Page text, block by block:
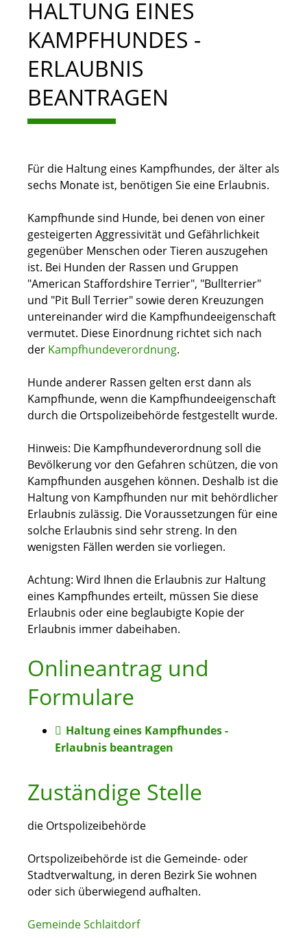
HALTUNG EINES
KAMPFHUNDES -
ERLAUBNIS
BEANTRAGEN
Für die Haltung eines Kampfhundes, der älter als
sechs Monate ist, benötigen Sie eine Erlaubnis.
Kampfhunde sind Hunde, bei denen von einer
gesteigerten Aggressivität und Gefährlichkeit
gegenüber Menschen oder Tieren auszugehen
ist. Bei Hunden der Rassen und Gruppen
"American Staffordshire Terrier", "Bullterrier"
und "Pit Bull Terrier" sowie deren Kreuzungen
untereinander wird die Kampfhundeeigenschaft
vermutet. Diese Einordnung richtet sich nach
der Kampfhundeverordnung.
Hunde anderer Rassen gelten erst dann als
Kampfhunde, wenn die Kampfhundeeigenschaft
durch die Ortspolizeibehörde festgestellt wurde.
Hinweis: Die Kampfhundeverordnung soll die
Bevölkerung vor den Gefahren schützen, die von
Kampfhunden ausgehen können. Deshalb ist die
Haltung von Kampfhunden nur mit behördlicher
Erlaubnis zulässig. Die Voraussetzungen für eine
solche Erlaubnis sind sehr streng. In den
wenigsten Fällen werden sie vorliegen.
Achtung: Wird Ihnen die Erlaubnis zur Haltung
eines Kampfhundes erteilt, müssen Sie diese
Erlaubnis oder eine beglaubigte Kopie der
Erlaubnis immer dabeihaben.
Onlineantrag und
Formulare
Haltung eines Kampfhundes -
Erlaubnis beantragen
Zuständige Stelle
die Ortspolizeibehörde
Ortspolizeibehörde ist die Gemeinde- oder
Stadtverwaltung, in deren Bezirk Sie wohnen
oder sich überwiegend aufhalten.
Gemeinde Schlaitdorf